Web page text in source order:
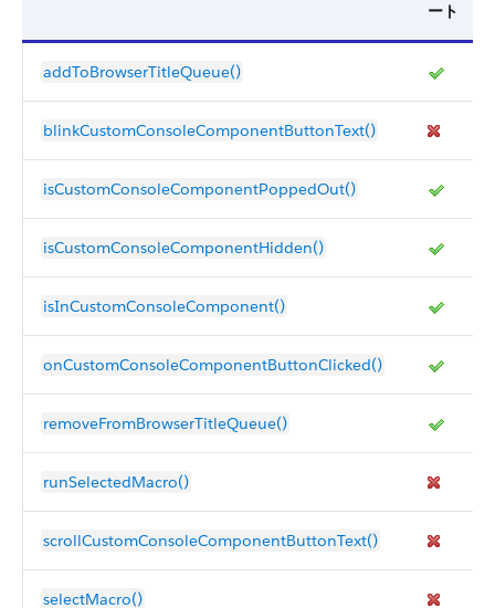
ート
addToBrowserTitleQueue()
blinkCustomConsoleComponentButtonText()
isCustomConsoleComponentPoppedOut()
isCustomConsoleComponentHidden()
isInCustomConsoleComponent()
onCustomConsoleComponentButtonClicked()
removeFromBrowserTitleQueue()
runSelectedMacro()
scrollCustomConsoleComponentButtonText()
selectMacro()